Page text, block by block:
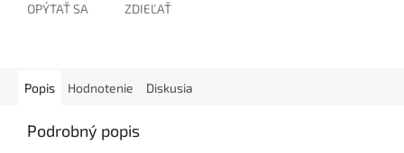
OPÝTAŤ SA ZDIEĽAŤ
Popis Hodnotenie Diskusia
Podrobný popis